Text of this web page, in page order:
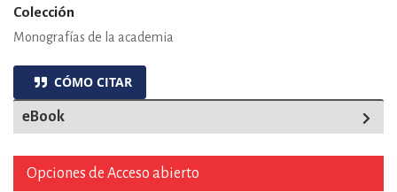
Colección
Monografías de la academia
CÓMO CITAR
eBook
Opciones de Acceso abierto